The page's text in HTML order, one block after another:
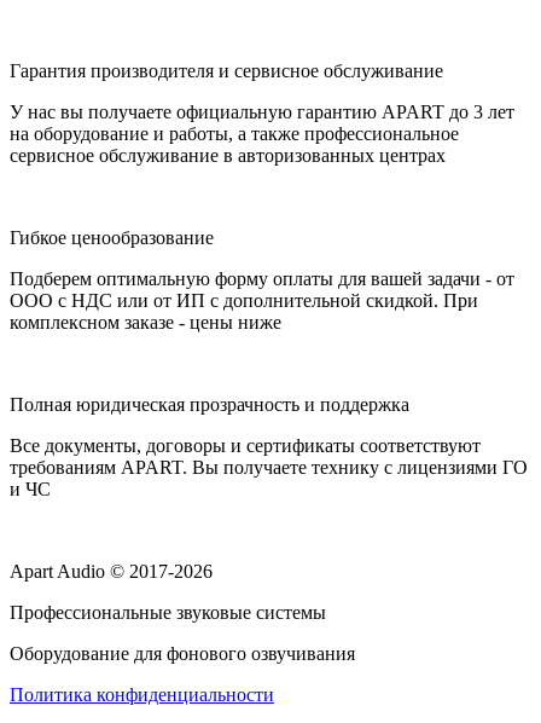
Гарантия производителя и сервисное обслуживание
У нас вы получаете официальную гарантию APART до 3 лет
на оборудование и работы, а также профессиональное
сервисное обслуживание в авторизованных центрах
Гибкое ценообразование
Подберем оптимальную форму оплаты для вашей задачи - от
ООО с НДС или от ИП с дополнительной скидкой. При
комплексном заказе - цены ниже
Полная юридическая прозрачность и поддержка
Все документы, договоры и сертификаты соответствуют
требованиям APART. Вы получаете технику с лицензиями ГО
и ЧС
Apart Audio © 2017-2026
Профессиональные звуковые системы
Оборудование для фонового озвучивания
Политика конфиденциальности